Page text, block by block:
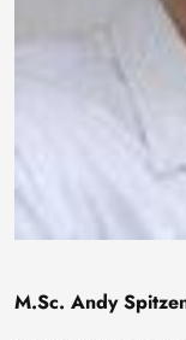
M.Sc. Andy